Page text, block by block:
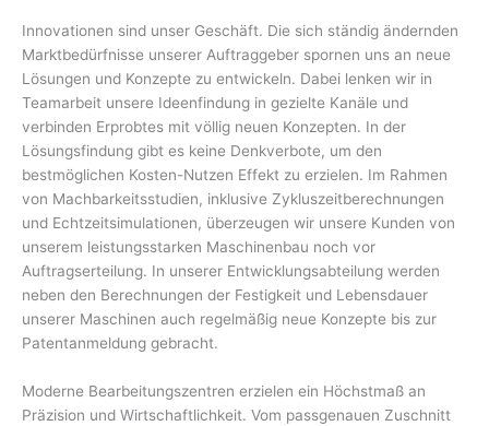
Innovationen sind unser Geschäft. Die sich ständig ändernden
Marktbedürfnisse unserer Auftraggeber spornen uns an neue
Lösungen und Konzepte zu entwickeln. Dabei lenken wir in
Teamarbeit unsere Ideenfindung in gezielte Kanäle und
verbinden Erprobtes mit völlig neuen Konzepten. In der
Lösungsfindung gibt es keine Denkverbote, um den
bestmöglichen Kosten-Nutzen Effekt zu erzielen. Im Rahmen
von Machbarkeitsstudien, inklusive Zykluszeitberechnungen
und Echtzeitsimulationen, überzeugen wir unsere Kunden von
unserem leistungsstarken Maschinenbau noch vor
Auftragserteilung. In unserer Entwicklungsabteilung werden
neben den Berechnungen der Festigkeit und Lebensdauer
unserer Maschinen auch regelmäßig neue Konzepte bis zur
Patentanmeldung gebracht.
Moderne Bearbeitungszentren erzielen ein Höchstmaß an
Präzision und Wirtschaftlichkeit. Vom passgenauen Zuschnitt